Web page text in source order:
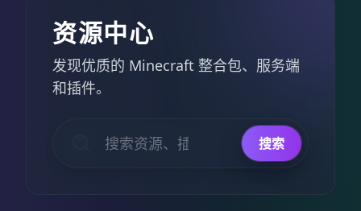
资源中心
发现优质的 Minecraft 整合包、服务端
和插件。
搜索